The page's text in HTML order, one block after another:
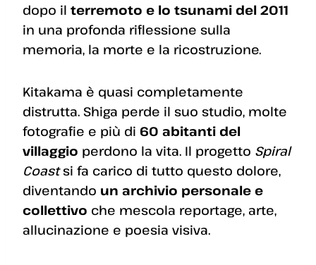
dopo il terremoto e lo tsunami del 2011
in una profonda riflessione sulla
memoria, la morte e la ricostruzione.
Kitakama è quasi completamente
distrutta. Shiga perde il suo studio, molte
fotografie e più di 60 abitanti del
villaggio perdono la vita. Il progetto Spiral
Coastsi fa carico di tutto questo dolore,
diventando un archivio personale e
collettivo che mescola reportage, arte,
allucinazione e poesia visiva.